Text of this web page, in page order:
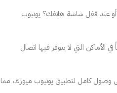
عند قفل شاشة هاتفك؟ يوتيوب
التي لا يتوفر فيها اتصال
وصول كامل لتطبيق يوتيوب ميوزك، مما